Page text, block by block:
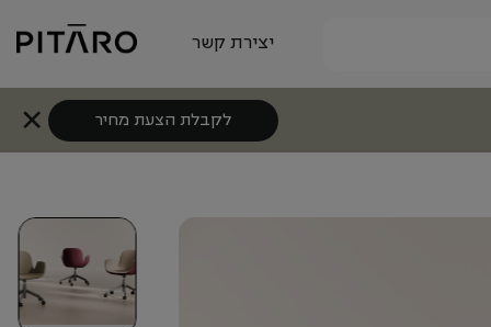
יצירת קשר
לקבלת הצעת מחיר
+